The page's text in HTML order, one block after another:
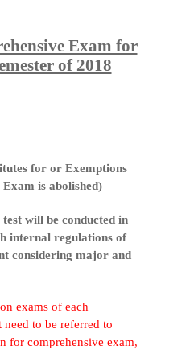
Exam for
of 2018
for or Exemptions
is abolished)
test will be conducted in
internal regulations of
considering major and
exams of each
need to be referred to
for comprehensive exam,